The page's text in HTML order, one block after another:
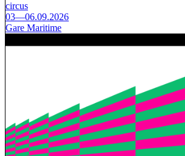
circus
03—06.09.2026
Gare Maritime